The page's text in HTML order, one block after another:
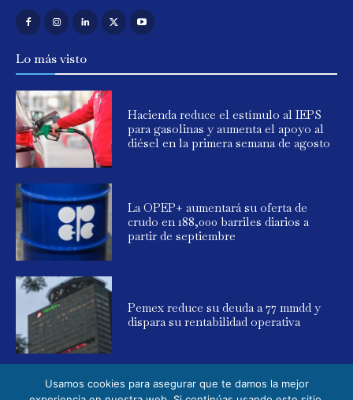
Lo más visto
Hacienda reduce el estímulo al IEPS
para gasolinas y aumenta el apoyo al
diésel en la primera semana de agosto
La OPEP+ aumentará su oferta de
crudo en 188,000 barriles diarios a
partir de septiembre
Pemex reduce su deuda a 77 mmdd y
dispara su rentabilidad operativa
Usamos cookies para asegurar que te damos la mejor